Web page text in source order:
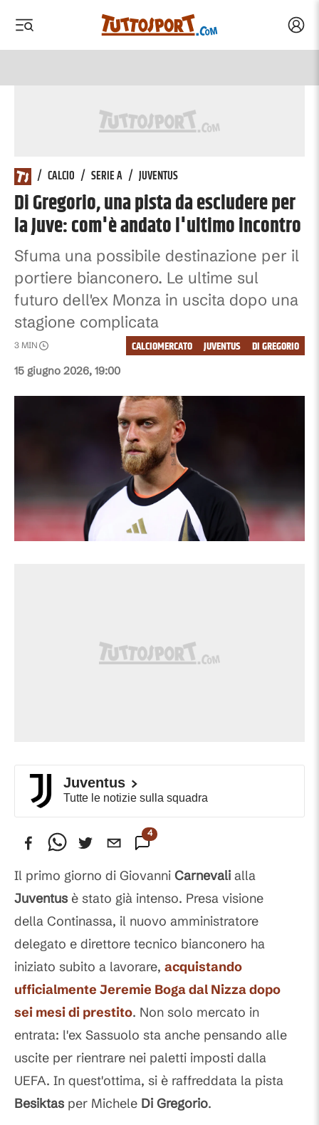
/ CALCIO / SERIE A / JUVENTUS
Di Gregorio, una pista da escludere per
la Juve: com'è andato l'ultimo incontro
Sfuma una possibile destinazione per il
portiere bianconero. Le ultime sul
futuro dell'ex Monza in uscita dopo una
stagione complicata
15 giugno 2026, 19:00
3 MIN DI GREGORIO
JUVENTUS
CALCIOMERCATO
Juventus
Tutte le notizie sulla squadra
4
Il primo giorno di Giovanni Carnevali alla
Juventus è stato già intenso. Presa visione
della Continassa, il nuovo amministratore
delegato e direttore tecnico bianconero ha
iniziato subito a lavorare, acquistando
ufficialmente Jeremie Boga dal Nizza dopo
sei mesi di prestito. Non solo mercato in
entrata: l'ex Sassuolo sta anche pensando alle
uscite per rientrare nei paletti imposti dalla
UEFA. In quest'ottima, si è raffreddata la pista
Besiktas per Michele Di Gregorio.